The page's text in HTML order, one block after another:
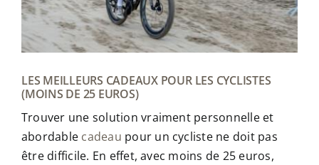
LES MEILLEURS CADEAUX POUR LES CYCLISTES
(MOINS DE 25 EUROS)
Trouver une solution vraiment personnelle et
abordable cadeau pour un cycliste ne doit pas
être difficile. En effet, avec moins de 25 euros,